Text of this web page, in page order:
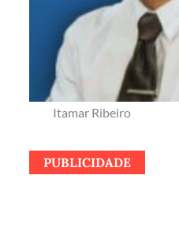
Itamar Ribeiro
PUBLICIDADE